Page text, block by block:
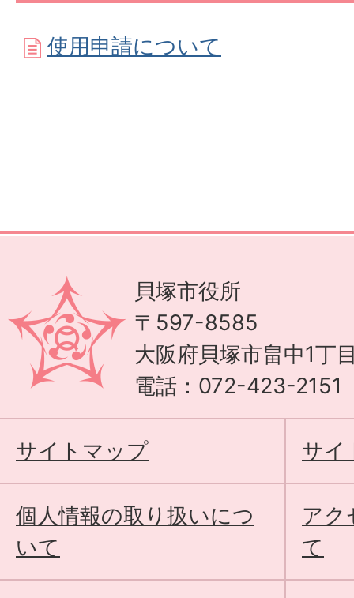
使用申請について
貝塚市役所
〒597-8585
大阪府貝塚市畠中1丁
電話：072-423-2151
サイトマップ サイ
個人情報の取り扱いにつ
いて
アク
て